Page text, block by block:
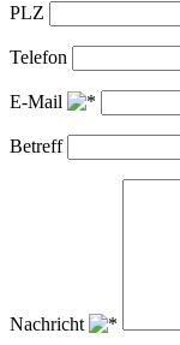
PLZ
Telefon
E-Mail
Betreff
Nachricht